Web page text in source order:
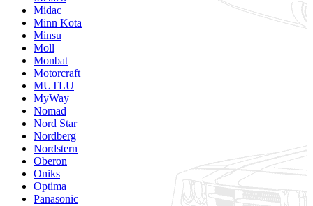
Midac
Minn Kota
Minsu
Moll
Monbat
Motorcraft
MUTLU
MyWay
Nomad
Nord Star
Nordberg
Nordstern
Oberon
Oniks
Optima
Panasonic